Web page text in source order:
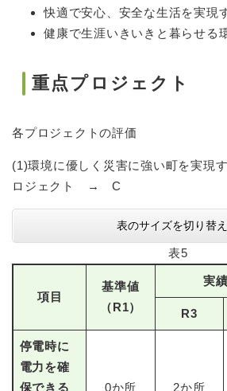
快適で安心、安全な生活を実
健康で生涯いきいきと暮らせ
重点プロジェクト
各プロジェクトの評価
(1)環境に優しく災害に強い町を実現
ロジェクト → C
表のサイズを切り替
表5
項目
基準値
（R1）
実
R3
停電時に
電力を確
保できる
0か所 2か所